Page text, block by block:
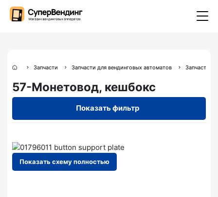
Запчасти Запчасти для вендинговых автоматов Запчасти
57-Монетовод, кешбокс
Показать фильтр
Показать схему полностью